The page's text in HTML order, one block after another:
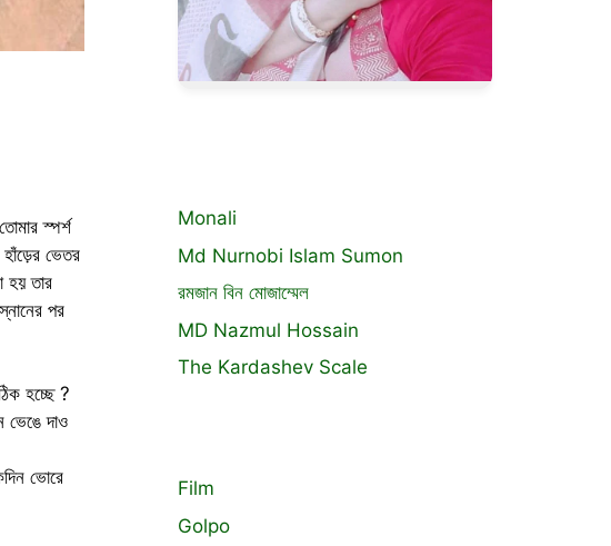
স্পর্শ
ভেতর
হয় তার
পর
হচ্ছে ?
ভেঙে দাও
ভোরে
Monali
Md Nurnobi Islam Sumon
রমজান বিন মোজাম্মেল
MD Nazmul Hossain
The Kardashev Scale
Film
Golpo